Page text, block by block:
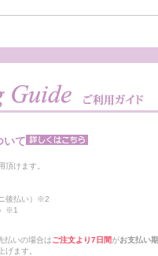
いて
頂けます。
後払い）※2
※1
払いの場合はご注文より7日間がお支払い
げます。